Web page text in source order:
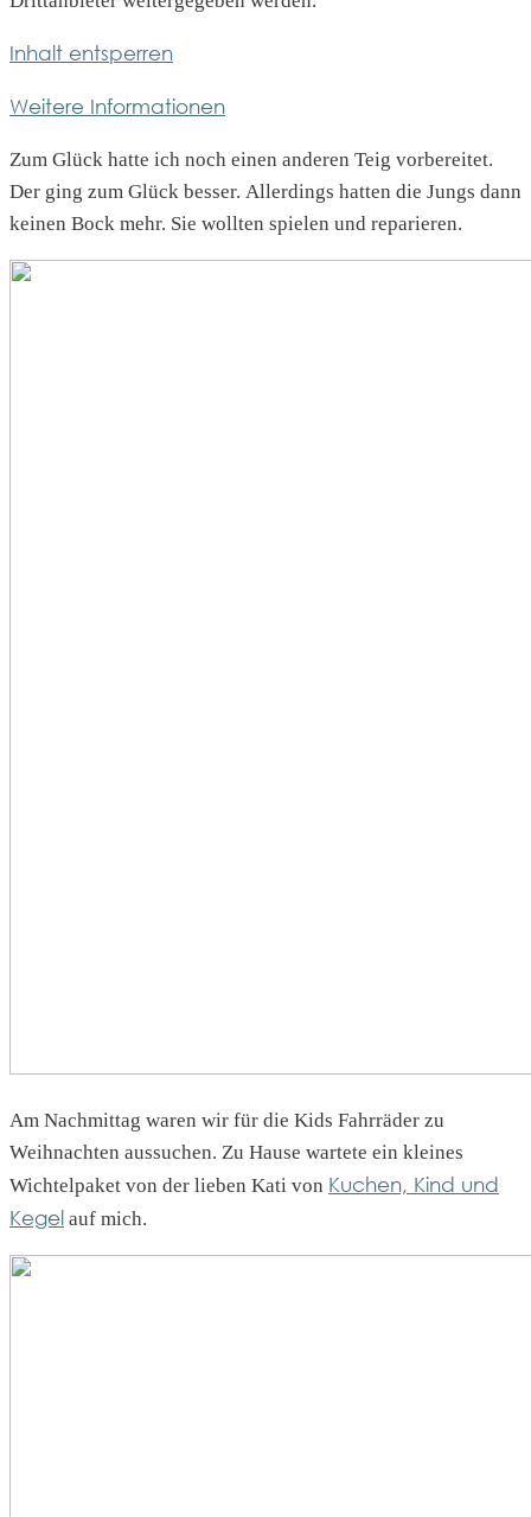
Inhalt entsperren
Weitere Informationen
Zum Glück hatte ich noch einen anderen Teig vorbereitet.
Der ging zum Glück besser. Allerdings hatten die Jungs dann
keinen Bock mehr. Sie wollten spielen und reparieren.
Am Nachmittag waren wir für die Kids Fahrräder zu
Weihnachten aussuchen. Zu Hause wartete ein kleines
Wichtelpaket von der lieben Kati von Kuchen, Kind und
Kegel auf mich.